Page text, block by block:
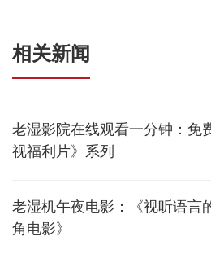
相关新闻
老湿影院在线观看一分钟：免
视福利片》系列
老湿机午夜电影：《视听语言
角电影》